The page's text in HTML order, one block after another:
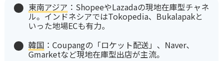
東南アジア ：ShopeeやLazadaの現地在庫型チャネ
ル。インドネシアではTokopedia、Bukalapakと
いった地場ECも有力。
韓国 ：Coupangの「ロケット配送」、Naver、
Gmarketなど現地在庫型出店が主流。